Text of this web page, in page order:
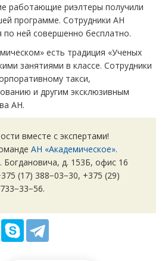
работающие риэлтеры получили
программе. Сотрудники АН
по ней совершенно бесплатно.
есть традиция «Ученых
занятиями в классе. Сотрудники
такси,
и другим эксклюзивным
АН.
вместе с экспертами!
АН «Академическое».
Богдановича, д. 153Б, офис 16
(17) 388−03−30, +375 (29)